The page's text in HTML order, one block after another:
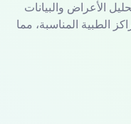
الأعراض والبيانات
الطبية المناسبة، مما